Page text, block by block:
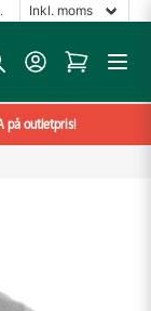
på outletpris!